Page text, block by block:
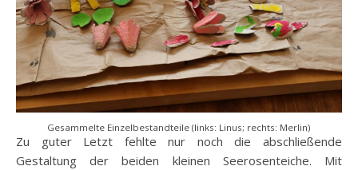
Gesammelte Einzelbestandteile (links: Linus; rechts: Merlin)
Zu guter Letzt fehlte nur noch die abschließende
Gestaltung der beiden kleinen Seerosenteiche. Mit